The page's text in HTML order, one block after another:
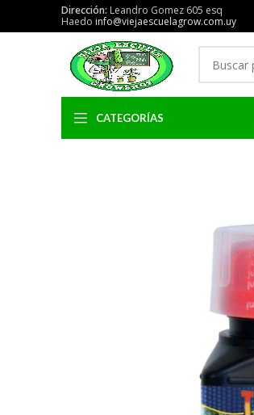
Dirección: Leandro Gomez 605 esq
Haedo info@viejaescuelagrow.com.uy
CATEGORÍAS